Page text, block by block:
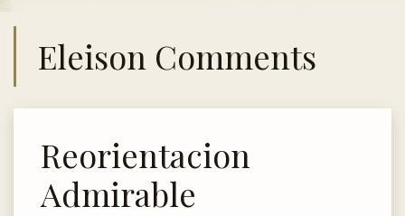
Eleison Comments
Reorientacion
Admirable